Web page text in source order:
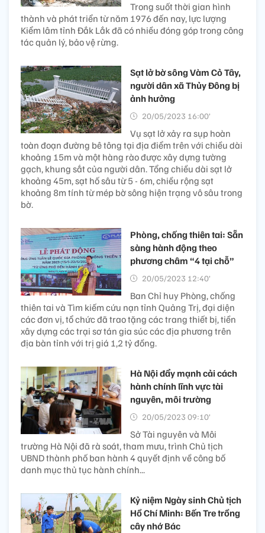
Trong suốt thời gian hình
thành và phát triển từ năm 1976 đến nay, lực lượng
Kiểm lâm tỉnh Đắk Lắk đã có nhiều đóng góp trong công
tác quản lý, bảo vệ rừng.
Sạt lở bờ sông Vàm Cỏ Tây,
người dân xã Thủy Đông bị
ảnh hưởng
20/05/2023 16:00’
Vụ sạt lở xảy ra sụp hoàn
toàn đoạn đường bê tông tại địa điểm trên với chiều dài
khoảng 15m và một hàng rào được xây dựng tường
gạch, khung sắt của người dân. Tổng chiều dài sạt lở
khoảng 45m, sạt hố sâu từ 5 - 6m, chiều rộng sạt
khoảng 8m tính từ mép bờ sông hiện trạng vô sâu trong
bờ.
Phòng, chống thiên tai: Sẵn
sàng hành động theo
phương châm “4 tại chỗ”
20/05/2023 12:40’
Ban Chỉ huy Phòng, chống
thiên tai và Tìm kiếm cứu nạn tỉnh Quảng Trị, đại diện
các đơn vị, tổ chức đã trao tặng các trang thiết bị, tiền
xây dựng các trại sơ tán gia súc các địa phương trên
địa bàn tỉnh với trị giá 1,2 tỷ đồng.
Hà Nội đẩy mạnh cải cách
hành chính lĩnh vực tài
nguyên, môi trường
20/05/2023 09:10’
Sở Tài nguyên và Môi
trường Hà Nội đã rà soát, tham mưu, trình Chủ tịch
UBND thành phố ban hành 4 quyết định về công bố
danh mục thủ tục hành chính...
Kỷ niệm Ngày sinh Chủ tịch
Hồ Chí Minh: Bến Tre trồng
cây nhớ Bác